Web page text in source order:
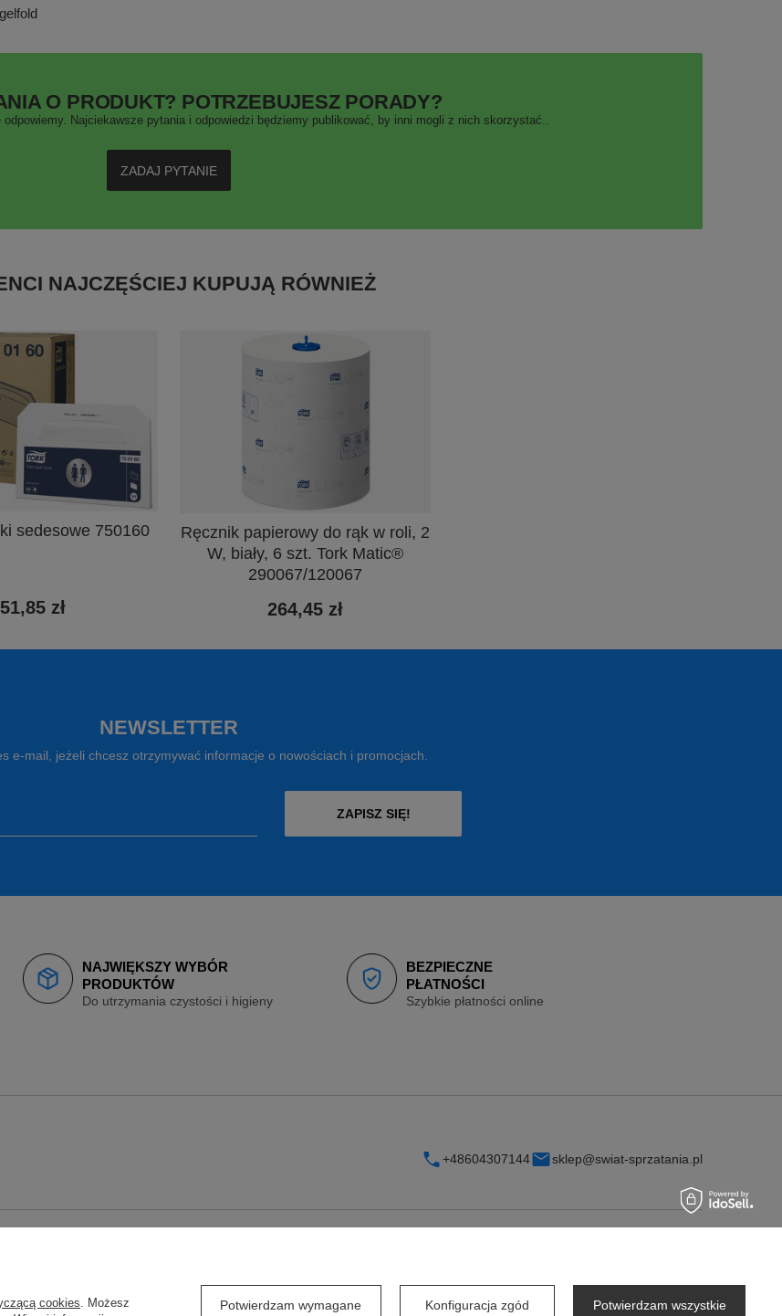
O PRODUKT? POTRZEBUJESZ PORADY?
odpowiemy. Najciekawsze pytania i odpowiedzi będziemy publikować, by inni mogli z nich skorzystać..
ZADAJ PYTANIE
NAJCZĘŚCIEJ KUPUJĄ RÓWNIEŻ
sedesowe 750160
51,85 zł
Ręcznik papierowy do rąk w roli, 2
W, biały, 6 szt. Tork Matic®
290067/120067
264,45 zł
NEWSLETTER
e-mail, jeżeli chcesz otrzymywać informacje o nowościach i promocjach.
ZAPISZ SIĘ!
NAJWIĘKSZY WYBÓR
PRODUKTÓW
Do utrzymania czystości i higieny
BEZPIECZNE
PŁATNOŚCI
Szybkie płatności online
+48604307144 sklep@swiat-sprzatania.pl
Wysyłka O firmie
cookies . Możesz
Potwierdzam wymagane Konfiguracja zgód Potwierdzam wszystkie